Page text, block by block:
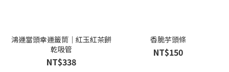
鴻運當頭幸運籤筒｜紅玉紅茶餅
乾吸管
NT$338
香脆芋頭條
NT$150